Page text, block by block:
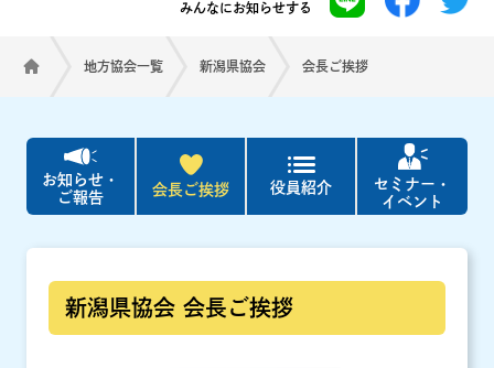
みんなにお知らせする
地方協会一覧 新潟県協会 会長ご挨拶
お知らせ・
ご報告
会長ご挨拶 役員紹介
セミナー・
イベント
新潟県協会 会長ご挨拶